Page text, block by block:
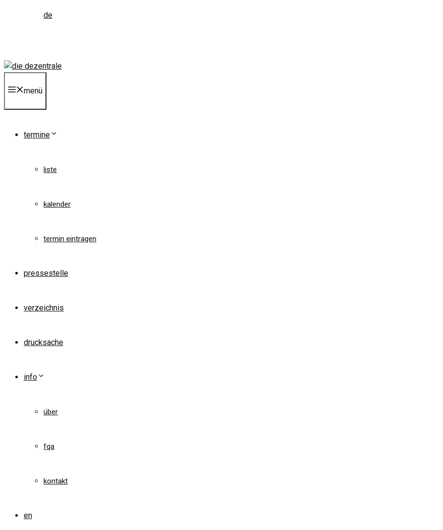
de
menü
termine
liste
kalender
termin eintragen
pressestelle
verzeichnis
drucksache
info
über
fqa
kontakt
en